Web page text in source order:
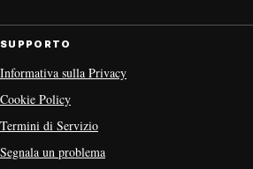
SUPPORTO
Informativa sulla Privacy
Cookie Policy
Termini di Servizio
Segnala un problema